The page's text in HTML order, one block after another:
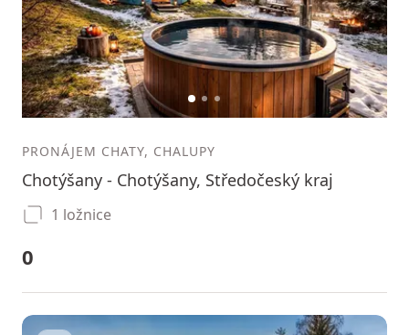
12 3
PRONÁJEM CHATY, CHALUPY
Chotýšany - Chotýšany, Středočeský kraj
1 ložnice
0